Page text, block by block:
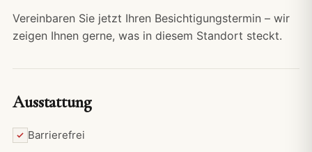
Vereinbaren Sie jetzt Ihren Besichtigungstermin – wir
zeigen Ihnen gerne, was in diesem Standort steckt.
Ausstattung
Barrierefrei